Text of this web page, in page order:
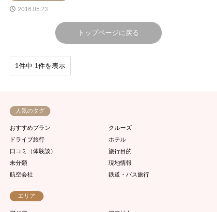
2016.05.23
トップページに戻る
1件中 1件を表示
人気のタグ
おすすめプラン
クルーズ
ドライブ旅行
ホテル
口コミ（体験談）
旅行目的
未分類
現地情報
航空会社
鉄道・バス旅行
エリア